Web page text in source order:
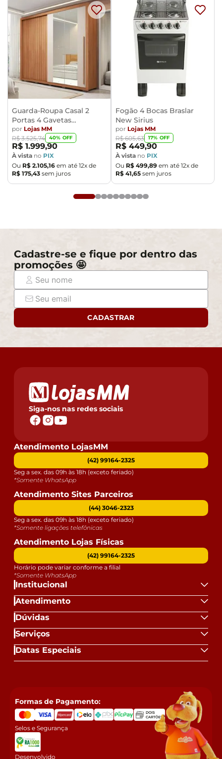
Guarda-Roupa Casal 2
Portas 4 Gavetas
Caemmun Moviment
por Lojas MM
R$ 3.525,74 40% OFF
R$ 1.999,90
À vista no PIX
Ou R$ 2.105,16 em até 12x de
R$ 175,43 sem juros
Fogão 4 Bocas Braslar
New Sirius
por Lojas MM
R$ 605,63 17% OFF
R$ 449,90
À vista no PIX
Ou R$ 499,89 em até 12x de
R$ 41,65 sem juros
Cadastre-se e fique por dentro das
promoções 🤩
CADASTRAR
Siga-nos nas redes sociais
Institucional
Atendimento
Dúvidas
Serviços
Datas Especiais
Atendimento LojasMM
(42) 99164-2325
Seg a sex. das 09h às 18h (exceto feriado)
*Somente WhatsApp
Atendimento Sites Parceiros
(44) 3046-2323
Seg a sex. das 09h às 18h (exceto feriado)
*Somente ligações telefônicas
Atendimento Lojas Físicas
(42) 99164-2325
Horário pode variar conforme a filial
*Somente WhatsApp
Formas de Pagamento:
Selos e Segurança
Desenvolvido